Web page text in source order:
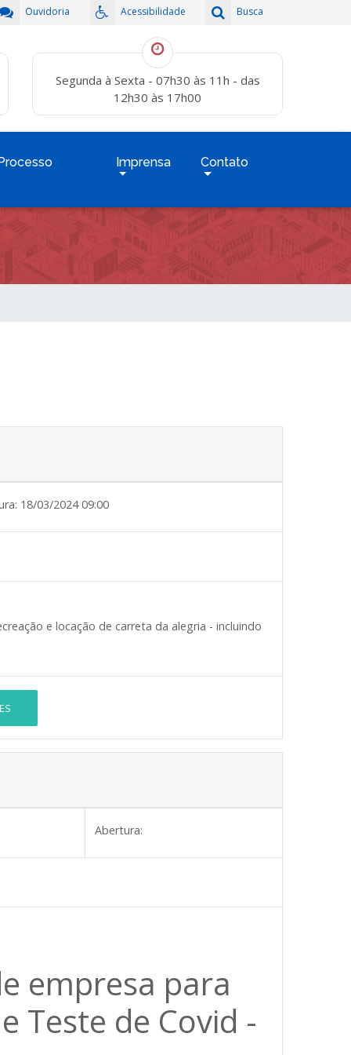
Busca
Acessibilidade
Ouvidoria
Segunda à Sexta - 07h30 às 11h - das
12h30 às 17h00
Imprensa Contato
18/03/2024 09:00
e locação de carreta da alegria - incluindo
Abertura:
empresa para
Teste de Covid -